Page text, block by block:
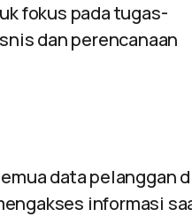
fokus pada tugas-
dan perencanaan
data pelanggan
informasi